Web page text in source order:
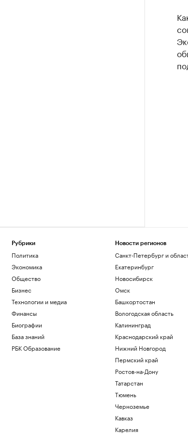
Рубрики
Политика
Экономика
Общество
Бизнес
Технологии и медиа
Финансы
Биографии
База знаний
РБК Образование
Новости регионов
Санкт-Петербург и
Екатеринбург
Новосибирск
Омск
Башкортостан
Вологодская область
Калининград
Краснодарский край
Нижний Новгород
Пермский край
Ростов-на-Дону
Татарстан
Тюмень
Черноземье
Кавказ
Карелия